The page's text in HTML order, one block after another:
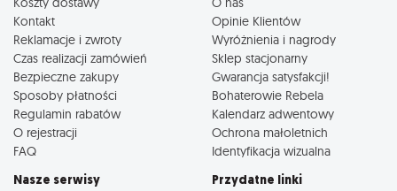
Kontakt
Reklamacje i zwroty
Czas realizacji zamówień
Bezpieczne zakupy
Sposoby płatności
Regulamin rabatów
O rejestracji
FAQ
Opinie Klientów
Wyróżnienia i nagrody
Sklep stacjonarny
Gwarancja satysfakcji!
Bohaterowie Rebela
Kalendarz adwentowy
Ochrona małoletnich
Identyfikacja wizualna
Nasze serwisy Przydatne linki